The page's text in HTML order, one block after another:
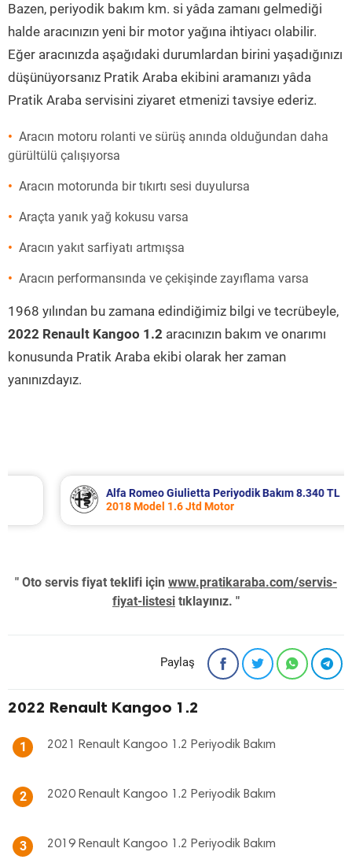
Bazen, periyodik bakım km. si yâda zamanı gelmediği
halde aracınızın yeni bir motor yağına ihtiyacı olabilir.
Eğer aracınızda aşağıdaki durumlardan birini yaşadığınızı
düşünüyorsanız Pratik Araba ekibini aramanızı yâda
Pratik Araba servisini ziyaret etmenizi tavsiye ederiz.
Aracın motoru rolanti ve sürüş anında olduğundan daha
gürültülü çalışıyorsa
Aracın motorunda bir tıkırtı sesi duyulursa
Araçta yanık yağ kokusu varsa
Aracın yakıt sarfiyatı artmışsa
Aracın performansında ve çekişinde zayıflama varsa
1968 yılından bu zamana edindiğimiz bilgi ve tecrübeyle,
2022 Renault Kangoo 1.2 aracınızın bakım ve onarımı
konusunda Pratik Araba ekibi olarak her zaman
yanınızdayız.
Alfa Romeo Giulietta Periyodik Bakım 8.340 TL
2018 Model 1.6 Jtd Motor
" Oto servis fiyat teklifi için www.pratikaraba.com/servis-
fiyat-listesi tıklayınız. "
Paylaş
2022 Renault Kangoo 1.2
1 2021 Renault Kangoo 1.2 Periyodik Bakım
2 2020 Renault Kangoo 1.2 Periyodik Bakım
3 2019 Renault Kangoo 1.2 Periyodik Bakım